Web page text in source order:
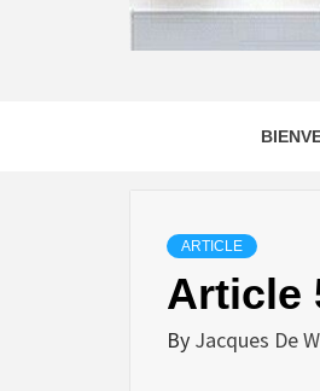
ARTICLE
Article
By Jacques De